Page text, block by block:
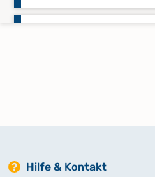
Kirchengemeinde
Hilfe & Kontakt